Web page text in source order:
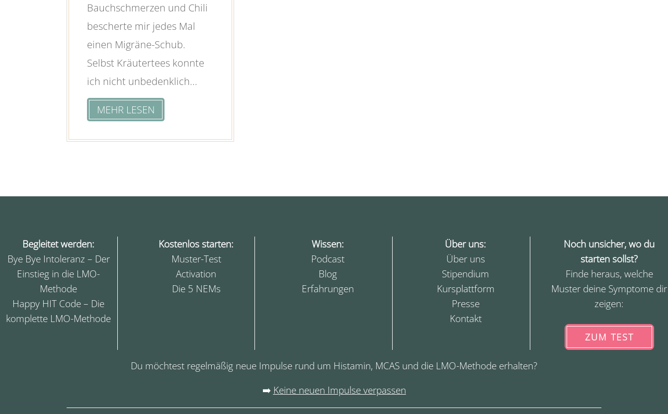
Bauchschmerzen und Chili
bescherte mir jedes Mal
einen Migräne-Schub.
Selbst Kräutertees konnte
ich nicht unbedenklich...
MEHR LESEN
Begleitet werden:
Bye Bye Intoleranz – Der
Einstieg in die LMO-
Methode
Happy HIT Code – Die
komplette LMO-Methode
Kostenlos starten:
Muster-Test
Activation
Die 5 NEMs
Wissen:
Podcast
Blog
Erfahrungen
Über uns:
Über uns
Stipendium
Kursplattform
Presse
Kontakt
Noch unsicher, wo du
starten sollst?
Finde heraus, welche
Muster deine Symptome dir
zeigen:
ZUM TEST
Du möchtest regelmäßig neue Impulse rund um Histamin, MCAS und die LMO-Methode erhalten?
➡️ Keine neuen Impulse verpassen